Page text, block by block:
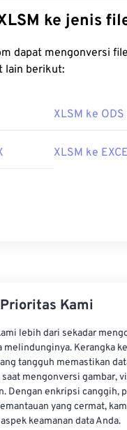
XLSM ke jenis
mengonversi file XLSM
lain berikut:
XLSM ke ODS
XLSM ke
Kami
lebih dari sekadar
melindunginya. Kerangka
tangguh memastikan
mengonversi gambar,
Dengan enkripsi canggih,
yang cermat,
keamanan data Anda.